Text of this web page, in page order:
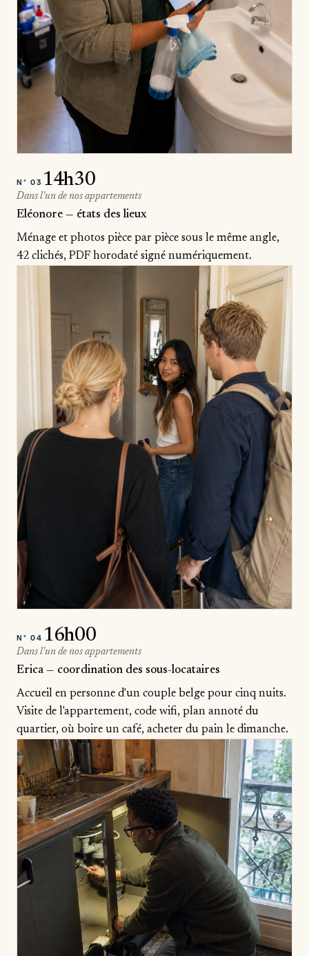
N° 03 14h30
Dans l'un de nos appartements
Eléonore — états des lieux
Ménage et photos pièce par pièce sous le même angle,
42 clichés, PDF horodaté signé numériquement.
N° 04 16h00
Dans l'un de nos appartements
Erica — coordination des sous-locataires
Accueil en personne d'un couple belge pour cinq nuits.
Visite de l'appartement, code wifi, plan annoté du
quartier, où boire un café, acheter du pain le dimanche.